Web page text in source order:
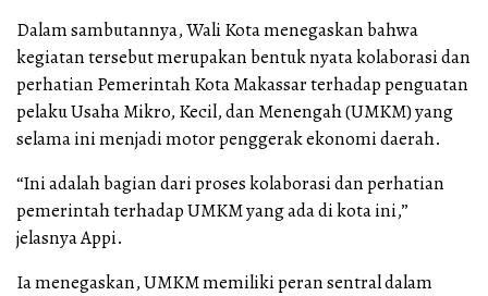
Dalam sambutannya, Wali Kota menegaskan bahwa
kegiatan tersebut merupakan bentuk nyata kolaborasi dan
perhatian Pemerintah Kota Makassar terhadap penguatan
pelaku Usaha Mikro, Kecil, dan Menengah (UMKM) yang
selama ini menjadi motor penggerak ekonomi daerah.
“Ini adalah bagian dari proses kolaborasi dan perhatian
pemerintah terhadap UMKM yang ada di kota ini,”
jelasnya Appi.
Ia menegaskan, UMKM memiliki peran sentral dalam